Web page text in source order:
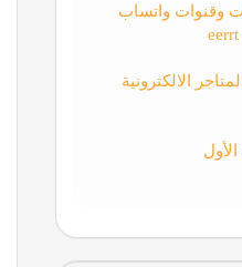
وقنوات واتساب
الالكترونية